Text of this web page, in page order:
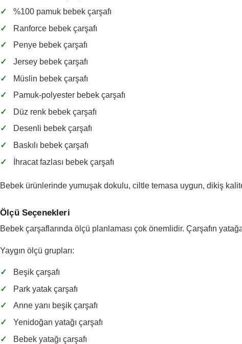
✓
%100 pamuk bebek çarşafı
✓
Ranforce bebek çarşafı
✓
Penye bebek çarşafı
✓
Jersey bebek çarşafı
✓
Müslin bebek çarşafı
✓
Pamuk-polyester bebek çarşafı
✓
Düz renk bebek çarşafı
✓
Desenli bebek çarşafı
✓
Baskılı bebek çarşafı
✓
İhracat fazlası bebek çarşafı
Bebek ürünlerinde yumuşak dokulu, ciltle temasa uygun, dikiş
Ölçü Seçenekleri
Bebek çarşaflarında ölçü planlaması çok önemlidir. Çarşafın
Yaygın ölçü grupları:
✓
Beşik çarşafı
✓
Park yatak çarşafı
✓
Anne yanı beşik çarşafı
✓
Yenidoğan yatağı çarşafı
✓
Bebek yatağı çarşafı